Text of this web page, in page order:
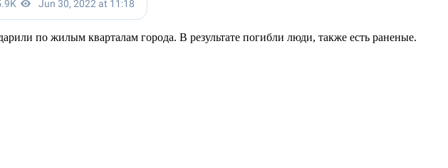
по жилым кварталам города. В результате погибли люди, также есть раненые.